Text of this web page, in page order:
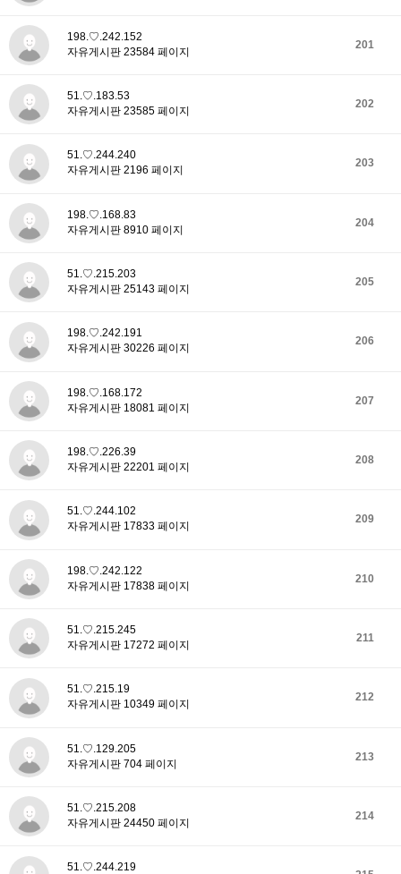
201
198.♡.242.152
자유게시판 23584 페이지
202
51.♡.183.53
자유게시판 23585 페이지
203
51.♡.244.240
자유게시판 2196 페이지
204
198.♡.168.83
자유게시판 8910 페이지
205
51.♡.215.203
자유게시판 25143 페이지
206
198.♡.242.191
자유게시판 30226 페이지
207
198.♡.168.172
자유게시판 18081 페이지
208
198.♡.226.39
자유게시판 22201 페이지
209
51.♡.244.102
자유게시판 17833 페이지
210
198.♡.242.122
자유게시판 17838 페이지
211
51.♡.215.245
자유게시판 17272 페이지
212
51.♡.215.19
자유게시판 10349 페이지
213
51.♡.129.205
자유게시판 704 페이지
214
51.♡.215.208
자유게시판 24450 페이지
51.♡.244.219